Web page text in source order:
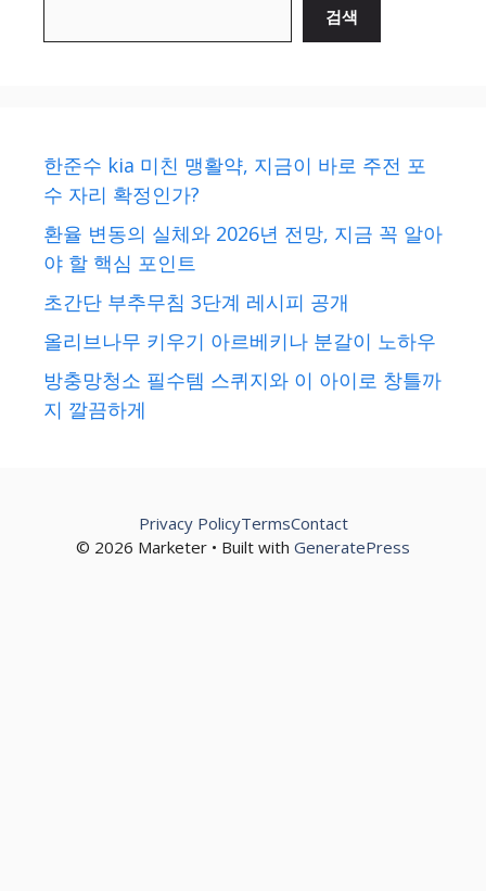
검색
한준수 kia 미친 맹활약, 지금이 바로 주전 포
수 자리 확정인가?
환율 변동의 실체와 2026년 전망, 지금 꼭 알아
야 할 핵심 포인트
초간단 부추무침 3단계 레시피 공개
올리브나무 키우기 아르베키나 분갈이 노하우
방충망청소 필수템 스퀴지와 이 아이로 창틀까
지 깔끔하게
© 2026 Marketer • Built with GeneratePress
Privacy PolicyTermsContact